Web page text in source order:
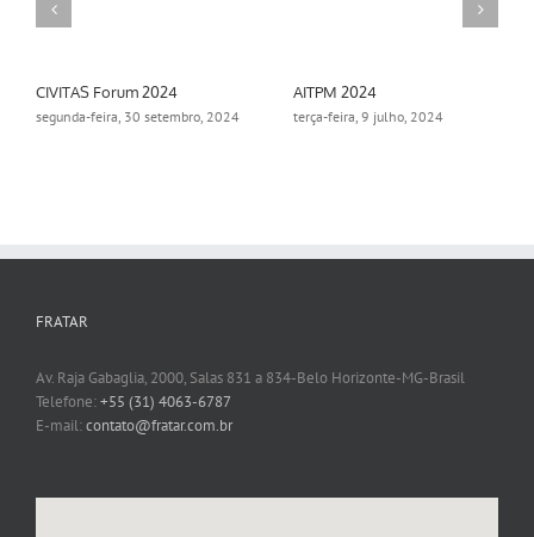
CIVITAS Forum 2024
segunda-feira, 30 setembro, 2024
AITPM 2024
terça-feira, 9 julho, 2024
FRATAR
Av. Raja Gabaglia, 2000, Salas 831 a 834-Belo Horizonte-MG-Brasil
Telefone:+55 (31) 4063-6787
E-mail:contato@fratar.com.br